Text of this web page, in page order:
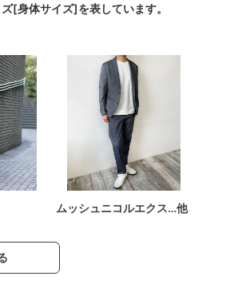
[身体サイズ]を表しています。
ムッシュニコルエクス…他